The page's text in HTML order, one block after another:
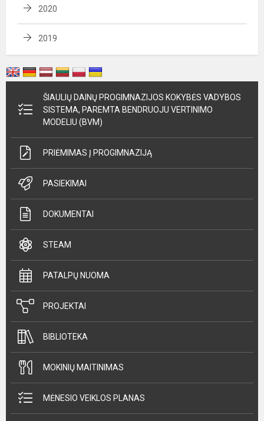
2020
2019
ŠIAULIŲ DAINŲ PROGIMNAZIJOS KOKYBĖS VADYBOS
SISTEMA, PAREMTA BENDRUOJU VERTINIMO
MODELIU (BVM)
PRIĖMIMAS Į PROGIMNAZIJĄ
PASIEKIMAI
DOKUMENTAI
STEAM
PATALPŲ NUOMA
PROJEKTAI
BIBLIOTEKA
MOKINIŲ MAITINIMAS
MĖNESIO VEIKLOS PLANAS